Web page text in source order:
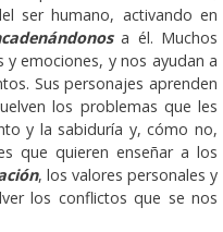
ser humano, activando en
a él. Muchos
emociones, y nos ayudan a
Sus personajes aprenden
los problemas que les
y la sabiduría y, cómo no,
que quieren enseñar a los
, los valores personales y
los conflictos que se nos